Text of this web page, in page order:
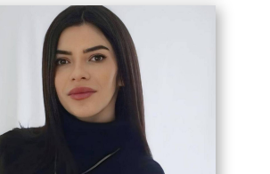
досвіду в маркетингу, 3
в SEO. Спеціалізація:
SaaS, legal, e-
Основний ринок: США та